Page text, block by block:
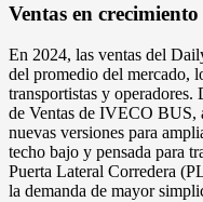
Ventas en
En 2024, las ventas del
del promedio del mercado,
transportistas y
de Ventas de IVECO BUS,
nuevas versiones para
techo bajo y pensada para
Puerta Lateral Corredera
la demanda de mayor